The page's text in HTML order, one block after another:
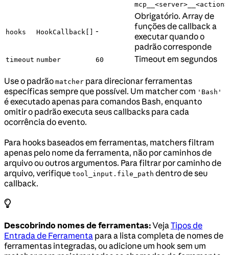
mcp__<server>__<action>
hooks HookCallback[] -
Obrigatório. Array de
funções de callback a
executar quando o
padrão corresponde
timeout number 60 Timeout em segundos
Use o padrão matcher para direcionar ferramentas
específicas sempre que possível. Um matcher com 'Bash'
é executado apenas para comandos Bash, enquanto
omitir o padrão executa seus callbacks para cada
ocorrência do evento.
Para hooks baseados em ferramentas, matchers filtram
apenas pelo nome da ferramenta, não por caminhos de
arquivo ou outros argumentos. Para filtrar por caminho de
arquivo, verifique tool_input.file_path dentro de seu
callback.
Descobrindo nomes de ferramentas:VejaTipos de
Entrada de Ferramenta para a lista completa de nomes de
ferramentas integradas, ou adicione um hook sem um